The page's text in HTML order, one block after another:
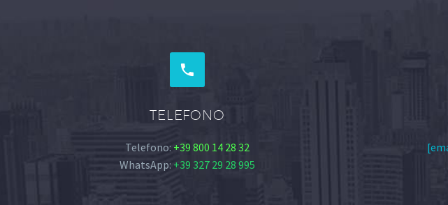


TELEFONO
Telefono: +39 800 14 28 32
WhatsApp: +39 327 29 28 995